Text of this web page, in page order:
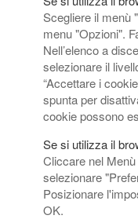
Scegliere il menù
menu "Opzioni".
Nell’elenco a
selezionare il
“Accettare i
spunta per
cookie possono
Se si utilizza il
Cliccare nel
selezionare
Posizionare
OK.